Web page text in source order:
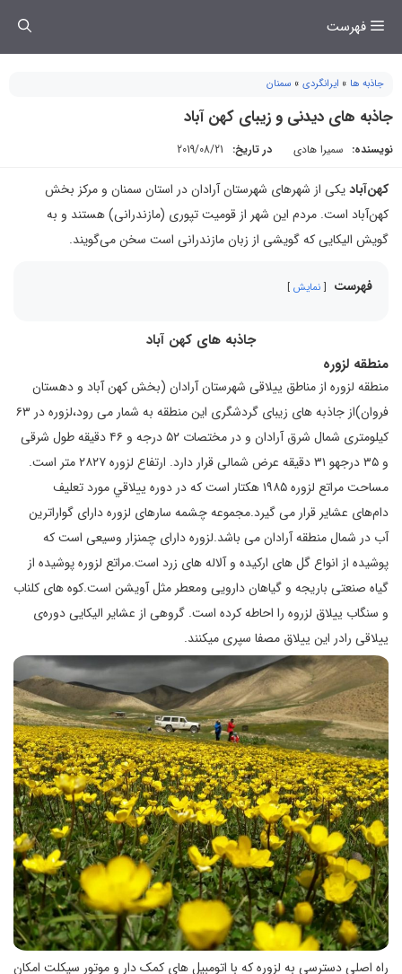
فهرست
جاذبه ها » ایرانگردی » سمنان
جاذبه های دیدنی و زیبای کهن آباد
نویسنده: سمیرا هادی در تاریخ: 2019/08/21
کهن‌آبادیکی از شهرهای شهرستان آرادان در استان سمنان و مرکز بخش
کهن‌آباد است. مردم این شهر از قومیت تپوری (مازندرانی) هستند و به
گویش الیکایی که گویشی از زبان مازندرانی است سخن می‌گویند.
فهرست نمایش
جاذبه های کهن آباد
منطقه لزوره
منطقه لزوره از مناطق ییلاقی شهرستان آرادان (بخش کهن آباد و دهستان
فروان)از جاذبه های زیبای گردشگری این منطقه به شمار می رود،لزوره در ۶۳
كيلومتری شمال شرق آرادان و در مختصات ۵۲ درجه و ۴۶ دقيقه طول شرقی
و ۳۵ درجهو ۳۱ دقيقه عرض شمالی قرار دارد. ارتفاع لزوره ۲۸۲۷ متر است.
مساحت مراتع لزوره ۱۹۸۵ هكتار است كه در دوره ييلاقي مورد تعليف
دام‌های عشاير قرار می گيرد.مجموعه چشمه سار‌های لزوره دارای گواراترين
آب‌ در شمال منطقه آرادان می باشد.لزوره دارای چمنزار وسيعی است كه
پوشيده از انواع گل ‌های اركيده و آلاله ‌های زرد است.مراتع لزوره پوشيده از
گياه صنعتی باريجه و گياهان دارويی ومعطر مثل آويشن است.كوه ‌های كلناب
و سنگاب ییلاق لزروه را احاطه كرده است. گروهی از عشاير اليكايی دوره‌ی
ييلاقی رادر اين ييلاق مصفا سپری میكنند.
راه اصلی دسترسی به لزوره که با اتومبیل های کمک دار و موتور سیکلت امکان